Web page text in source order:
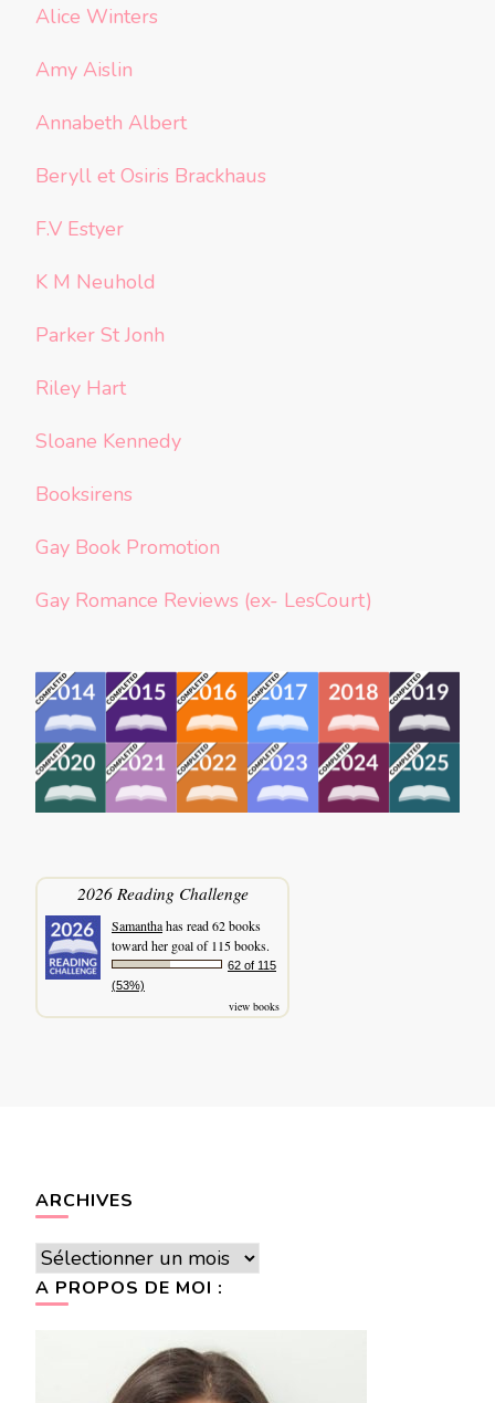
Alice Winters
Amy Aislin
Annabeth Albert
Beryll et Osiris Brackhaus
F.V Estyer
K M Neuhold
Parker St Jonh
Riley Hart
Sloane Kennedy
Booksirens
Gay Book Promotion
Gay Romance Reviews (ex- LesCourt)
2026 Reading Challenge
Samanthahas read 62 books
toward her goal of 115 books.
62 of 115
(53%)
view books
ARCHIVES
Archives
A PROPOS DE MOI :